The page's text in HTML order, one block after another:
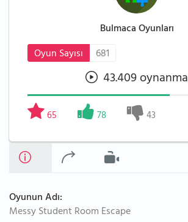
Bulmaca Oyunları
Oyun Sayısı
681
43.409 oynanma
65 78 43
Oyunun Adı:
Messy Student Room Escape